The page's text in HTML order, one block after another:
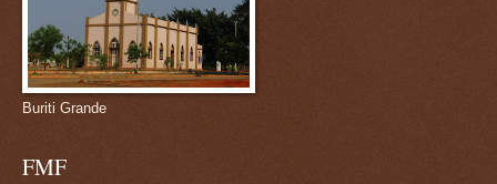
Buriti Grande
FMF